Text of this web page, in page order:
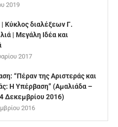
2019
Κύκλος διαλέξεων Γ.
| Μεγάλη Ιδέα και
2017
“Πέραν της Αριστεράς και
Η Υπέρβαση” (Αμαλιάδα –
Δεκεμβρίου 2016)
2016